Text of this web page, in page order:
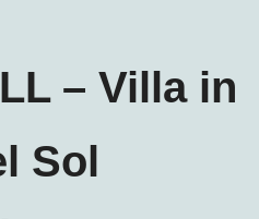
– Villa in
Sol